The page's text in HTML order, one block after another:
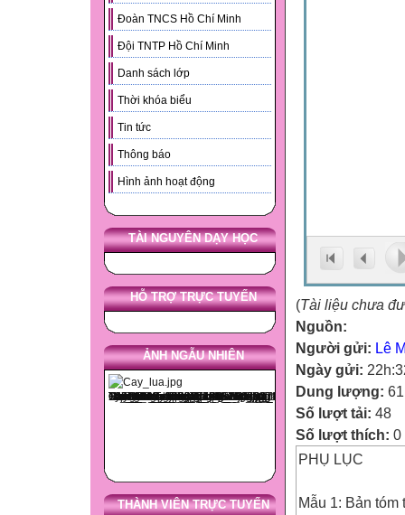
Đoàn TNCS Hồ Chí Minh
Đội TNTP Hồ Chí Minh
Danh sách lớp
Thời khóa biểu
Tin tức
Thông báo
Hình ảnh hoạt động
TÀI NGUYÊN DẠY HỌC
HỖ TRỢ TRỰC TUYẾN
ẢNH NGẪU NHIÊN
THÀNH VIÊN TRỰC TUYẾN
(Tài liệu chưa
Nguồn:
Người gửi: Lê
Ngày gửi:
Dung lượng:
Số lượt tải: 48
Số lượt thích: 0
PHỤ LỤC
Mẫu 1: Bản tóm